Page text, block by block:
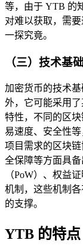
等，由于 YTB 的
对难以获取，需
一探究竟。
（三）技术基
加密货币的技术
外，它可能采用
特性，不同的区
易速度、安全性
项目需求的区块
全保障等方面具
（PoW）、权益
机制，这些机制
的支撑。
YTB 的特点